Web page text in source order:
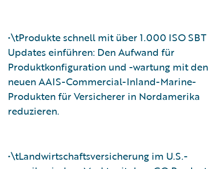
•\tProdukte schnell mit über 1.000 ISO SBT
Updates einführen: Den Aufwand für
Produktkonfiguration und -wartung mit den
neuen AAIS-Commercial-Inland-Marine-
Produkten für Versicherer in Nordamerika
reduzieren.
•\tLandwirtschaftsversicherung im U.S.-